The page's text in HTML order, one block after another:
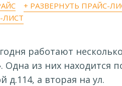
+ РАЗВЕРНУТЬ ПРАЙС-
ЛИСТ
работают
Одна из них находится
д.114, а вторая на ул.